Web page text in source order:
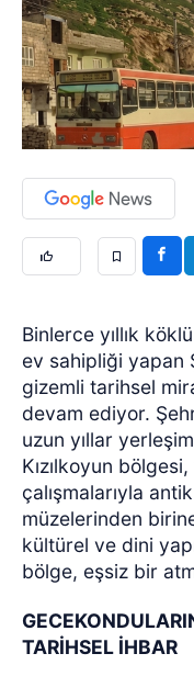
Binlerce yıllık
ev sahipliği yapan
gizemli tarihsel
devam ediyor.
uzun yıllar
Kızılkoyun
çalışmalarıyla
müzelerinden
kültürel ve dini
bölge, eşsiz bir
TARİHSEL İHBAR